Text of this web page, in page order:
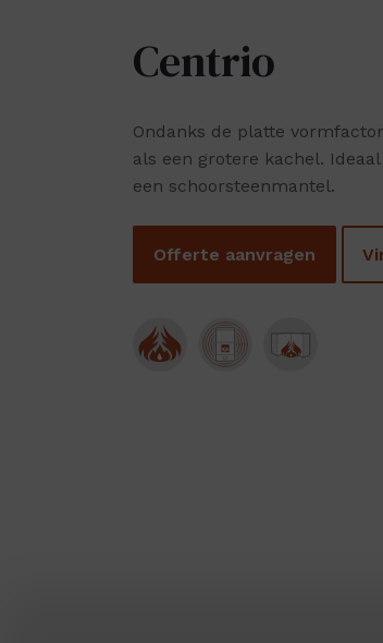
Centrio
Ondanks de platte
als een grotere kachel.
een schoorsteenmantel.
Offerte aanvragen